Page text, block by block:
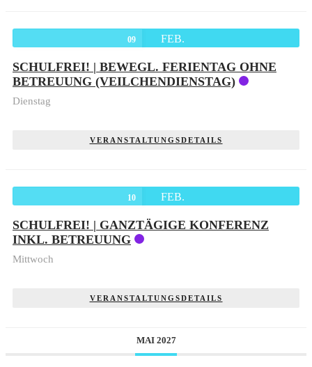
09 FEB.
SCHULFREI! | BEWEGL. FERIENTAG OHNE
BETREUUNG (VEILCHENDIENSTAG)
Dienstag
VERANSTALTUNGSDETAILS
10 FEB.
SCHULFREI! | GANZTÄGIGE KONFERENZ
INKL. BETREUUNG
Mittwoch
VERANSTALTUNGSDETAILS
MAI 2027